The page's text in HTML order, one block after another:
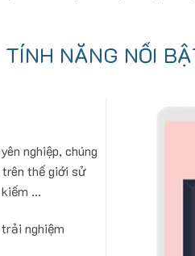
TÍNH NĂNG NỔI
nghiệp, chúng
thế giới sử
...
nghiệm